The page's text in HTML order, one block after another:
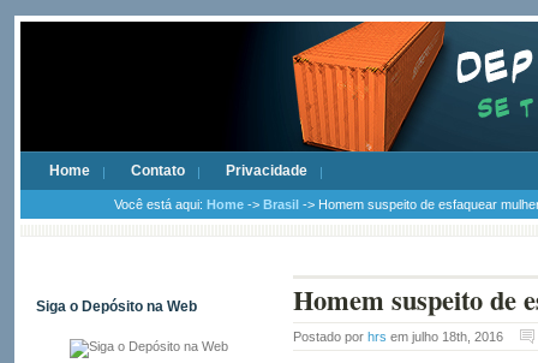
Home Contato Privacidade
Você está aqui: Home -> Brasil -> Homem suspeito de esfaquear
Siga o Depósito na Web Homem suspeito de
Postado por hrs em julho 18th, 2016